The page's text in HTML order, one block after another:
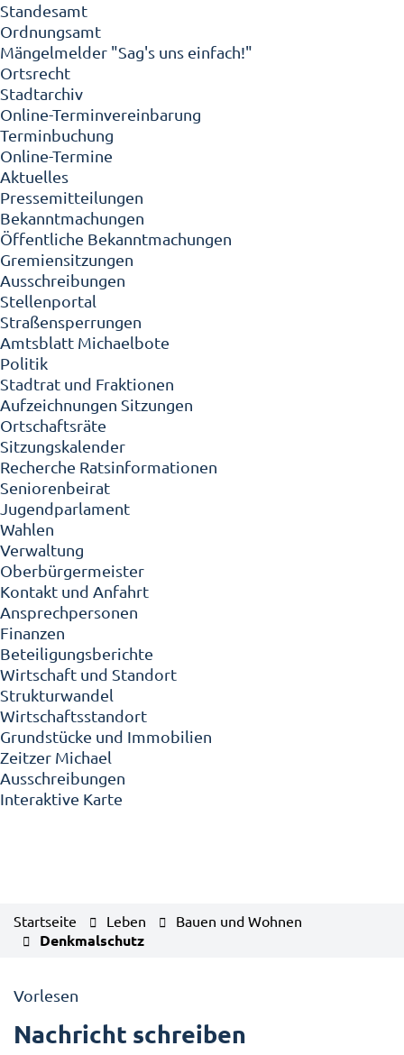
Standesamt
Ordnungsamt
Mängelmelder "Sag's uns einfach!"
Ortsrecht
Stadtarchiv
Online-Terminvereinbarung
Terminbuchung
Online-Termine
Aktuelles
Pressemitteilungen
Bekanntmachungen
Öffentliche Bekanntmachungen
Gremiensitzungen
Ausschreibungen
Stellenportal
Straßensperrungen
Amtsblatt Michaelbote
Politik
Stadtrat und Fraktionen
Aufzeichnungen Sitzungen
Ortschaftsräte
Sitzungskalender
Recherche Ratsinformationen
Seniorenbeirat
Jugendparlament
Wahlen
Verwaltung
Oberbürgermeister
Kontakt und Anfahrt
Ansprechpersonen
Finanzen
Beteiligungsberichte
Wirtschaft und Standort
Strukturwandel
Wirtschaftsstandort
Grundstücke und Immobilien
Zeitzer Michael
Ausschreibungen
Interaktive Karte
Startseite Leben Bauen und Wohnen
Denkmalschutz
Vorlesen
Nachricht schreiben